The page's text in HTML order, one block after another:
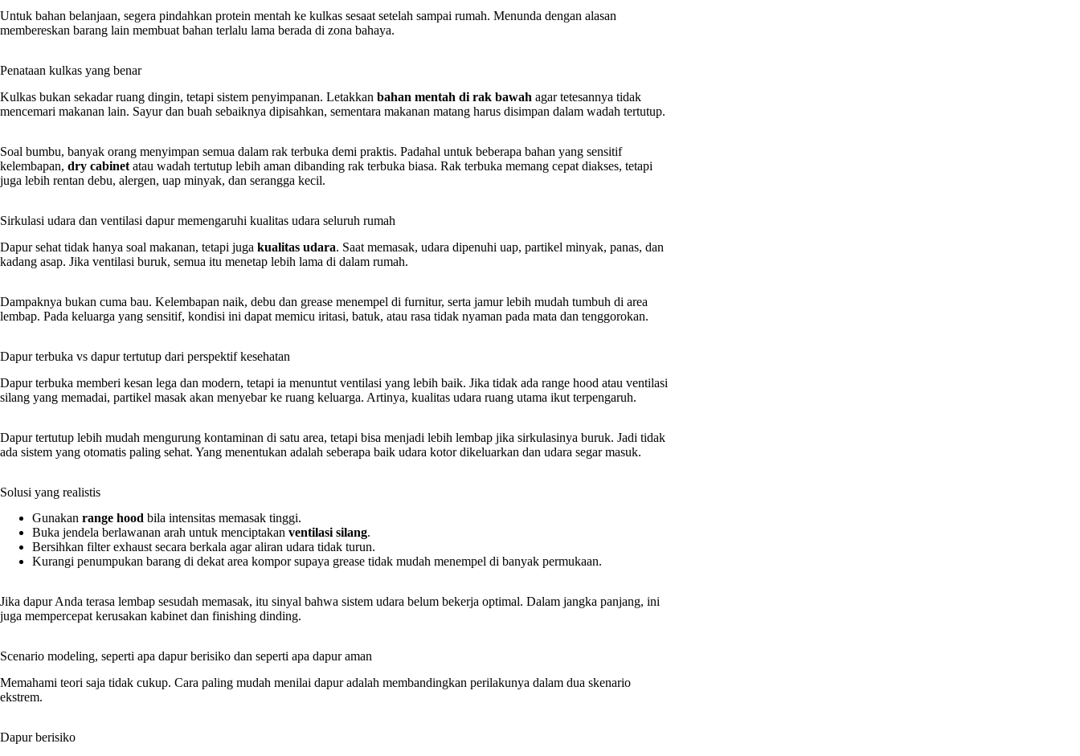
Untuk bahan belanjaan, segera pindahkan protein mentah ke kulkas sesaat setelah sampai rumah. Menunda dengan alasan
membereskan barang lain membuat bahan terlalu lama berada di zona bahaya.
Penataan kulkas yang benar
Kulkas bukan sekadar ruang dingin, tetapi sistem penyimpanan. Letakkan bahan mentah di rak bawah agar tetesannya tidak
mencemari makanan lain. Sayur dan buah sebaiknya dipisahkan, sementara makanan matang harus disimpan dalam wadah tertutup.
Soal bumbu, banyak orang menyimpan semua dalam rak terbuka demi praktis. Padahal untuk beberapa bahan yang sensitif
kelembapan, dry cabinet atau wadah tertutup lebih aman dibanding rak terbuka biasa. Rak terbuka memang cepat diakses, tetapi
juga lebih rentan debu, alergen, uap minyak, dan serangga kecil.
Sirkulasi udara dan ventilasi dapur memengaruhi kualitas udara seluruh rumah
Dapur sehat tidak hanya soal makanan, tetapi juga kualitas udara. Saat memasak, udara dipenuhi uap, partikel minyak, panas, dan
kadang asap. Jika ventilasi buruk, semua itu menetap lebih lama di dalam rumah.
Dampaknya bukan cuma bau. Kelembapan naik, debu dan grease menempel di furnitur, serta jamur lebih mudah tumbuh di area
lembap. Pada keluarga yang sensitif, kondisi ini dapat memicu iritasi, batuk, atau rasa tidak nyaman pada mata dan tenggorokan.
Dapur terbuka vs dapur tertutup dari perspektif kesehatan
Dapur terbuka memberi kesan lega dan modern, tetapi ia menuntut ventilasi yang lebih baik. Jika tidak ada range hood atau ventilasi
silang yang memadai, partikel masak akan menyebar ke ruang keluarga. Artinya, kualitas udara ruang utama ikut terpengaruh.
Dapur tertutup lebih mudah mengurung kontaminan di satu area, tetapi bisa menjadi lebih lembap jika sirkulasinya buruk. Jadi tidak
ada sistem yang otomatis paling sehat. Yang menentukan adalah seberapa baik udara kotor dikeluarkan dan udara segar masuk.
Solusi yang realistis
Gunakan range hood bila intensitas memasak tinggi.
Buka jendela berlawanan arah untuk menciptakan ventilasi silang.
Bersihkan filter exhaust secara berkala agar aliran udara tidak turun.
Kurangi penumpukan barang di dekat area kompor supaya grease tidak mudah menempel di banyak permukaan.
Jika dapur Anda terasa lembap sesudah memasak, itu sinyal bahwa sistem udara belum bekerja optimal. Dalam jangka panjang, ini
juga mempercepat kerusakan kabinet dan finishing dinding.
Scenario modeling, seperti apa dapur berisiko dan seperti apa dapur aman
Memahami teori saja tidak cukup. Cara paling mudah menilai dapur adalah membandingkan perilakunya dalam dua skenario
ekstrem.
Dapur berisiko